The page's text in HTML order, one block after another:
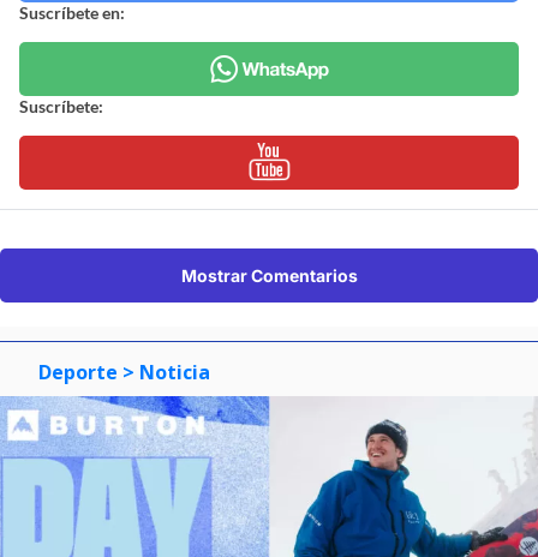
Suscríbete en:
Suscríbete:
Mostrar Comentarios
Deporte > Noticia